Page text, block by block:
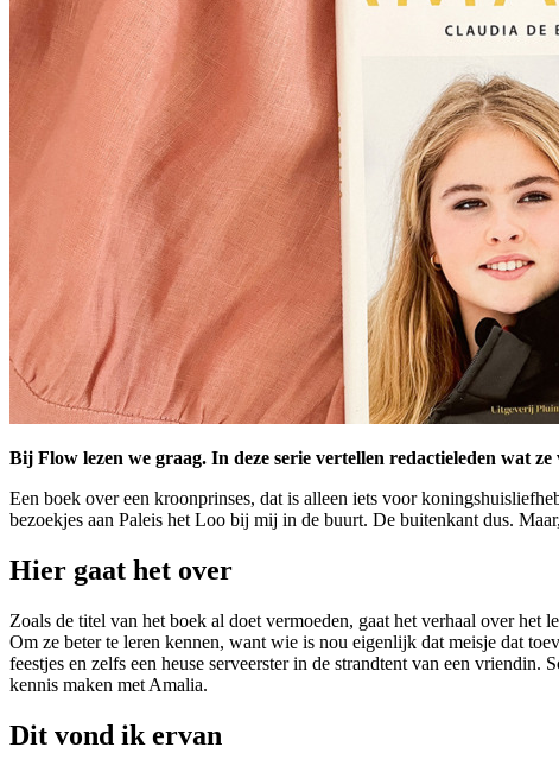
Bij Flow lezen we graag. In deze serie vertellen redactieleden wat
Een boek over een kroonprinses, dat is alleen iets voor
bezoekjes aan Paleis het Loo bij mij in de buurt. De buitenkant dus.
Hier gaat het over
Zoals de titel van het boek al doet vermoeden, gaat het verhaal over het
Om ze beter te leren kennen, want wie is nou eigenlijk dat meisje dat
feestjes en zelfs een heuse serveerster in de strandtent van een
kennis maken met Amalia.
Dit vond ik ervan